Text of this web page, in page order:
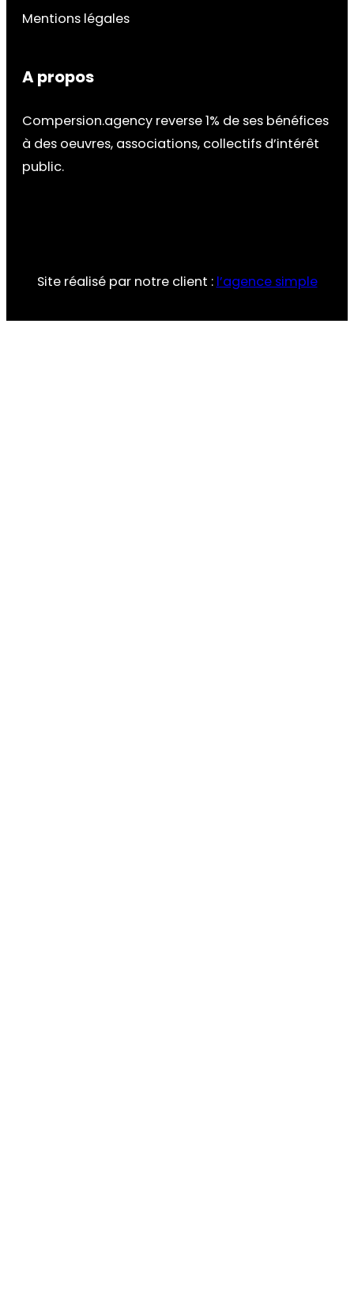
Mentions légales
A propos
Compersion.agency reverse 1% de ses bénéfices
à des oeuvres, associations, collectifs d’intérêt
public.
Site réalisé par notre client : l’agence simple